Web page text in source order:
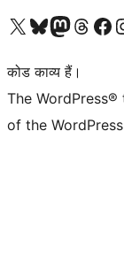
Visit our X (formerly Twitter) account
हमारे बलुस्की खाते पर जाएँVisit our Mastodon
हमारे थ्रेड्स अकाउंट पर जाएंहमारे फेसबुक पेज पर जाएँहमारे
कोड काव्य हैं।
The
of the